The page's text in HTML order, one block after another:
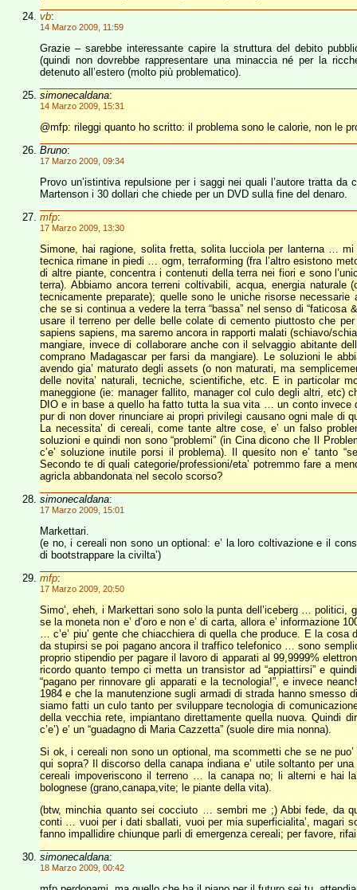
vb:
14 Marzo 2009, 11:59
Grazie – sarebbe interessante capire la struttura del debito
(quindi non dovrebbe rappresentare una minaccia né per la
detenuto all’estero (molto più problematico).
simonecaldana:
14 Marzo 2009, 15:31
@mfp: rileggi quanto ho scritto: il problema sono le calorie, non le
Bruno:
17 Marzo 2009, 09:34
Provo un’istintiva repulsione per i saggi nei quali l’autore tratta
Martenson i 30 dollari che chiede per un DVD sulla fine del denaro.
mfp:
17 Marzo 2009, 13:30
Simone, hai ragione, solita fretta, solita lucciola per lanterna …
tecnica rimane in piedi … ogm, terraforming (fra l’altro esistono
di altre piante, concentra i contenuti della terra nei fiori e sono
terra). Abbiamo ancora terreni coltivabili, acqua, energia naturale
tecnicamente preparate); quelle sono le uniche risorse necessarie
che se si continua a vedere la terra “bassa” nel senso di
usare il terreno per delle belle colate di cemento piuttosto che
sapiens sapiens, ma saremo ancora in rapporti malati (schiavo/
mangiare, invece di collaborare anche con il selvaggio abitante
comprano Madagascar per farsi da mangiare). Le soluzioni le
avendo gia’ maturato degli assets (o non maturati, ma
delle novita’ naturali, tecniche, scientifiche, etc. E in particolar
maneggione (ie: manager fallito, manager col culo degli altri, etc)
DIO e in base a quello ha fatto tutta la sua vita … un conto invece
pur di non dover rinunciare ai propri privilegi causano ogni male di
La necessita’ di cereali, come tante altre cose, e’ un falso
soluzioni e quindi non sono “problemi” (in Cina dicono che Il
c’e’ soluzione inutile porsi il problema). Il quesito non e’ tanto
Secondo te di quali categorie/professioni/eta’ potremmo fare a
agricla abbandonata nel secolo scorso?
simonecaldana:
17 Marzo 2009, 15:01
Markettari.
(e no, i cereali non sono un optional: e’ la loro coltivazione e il
di bootstrappare la civilta’)
mfp:
17 Marzo 2009, 20:50
Simo’, eheh, i Markettari sono solo la punta dell’iceberg … politici,
se la moneta non e’ d’oro e non e’ di carta, allora e’ informazione
… c’e’ piu’ gente che chiacchiera di quella che produce. E la
da stupirsi se poi pagano ancora il traffico telefonico … sono
proprio stipendio per pagare il lavoro di apparati al 99,9999%
ricordo quanto tempo ci metta un transistor ad “appiattirsi” e
“pagano per rinnovare gli apparati e la tecnologia!”, e invece
1984 e che la manutenzione sugli armadi di strada hanno
siamo fatti un culo tanto per sviluppare tecnologia di
della vecchia rete, impiantano direttamente quella nuova. Quindi
c’e’) e’ un “guadagno di Maria Cazzetta” (suole dire mia nonna).
Si ok, i cereali non sono un optional, ma scommetti che se ne
qui sopra? Il discorso della canapa indiana e’ utile soltanto per
cereali impoveriscono il terreno … la canapa no; li alterni e hai
bolognese (grano,canapa,vite; le piante della vita).
(btw, minchia quanto sei cocciuto … sembri me ;) Abbi fede, da
conti … vuoi per i dati sballati, vuoi per mia superficialita’, magari
fanno impallidire chiunque parli di emergenza cereali; per favore,
simonecaldana:
18 Marzo 2009, 00:42